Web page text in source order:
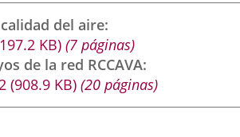
externa.externa.
del aire
KB) (7 páginas)
de la red RCCAVA
(908.9 KB) (20 páginas)